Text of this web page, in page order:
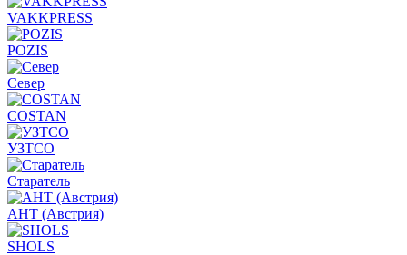
VAKKPRESS
POZIS
Север
COSTAN
УЗТСО
Старатель
АНТ (Австрия)
SHOLS